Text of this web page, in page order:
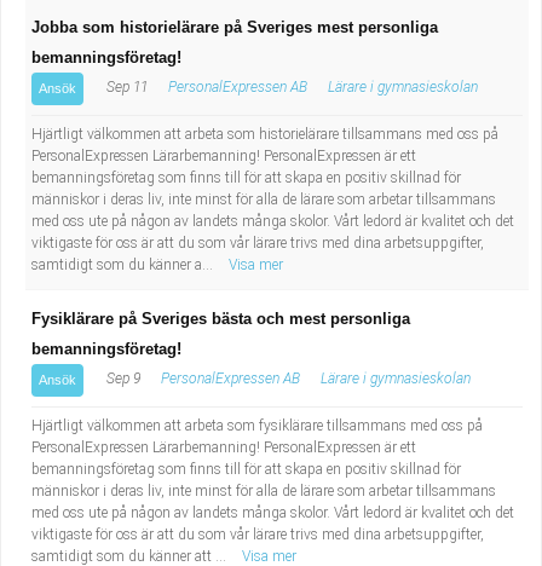
Jobba som historielärare på Sveriges mest personliga
bemanningsföretag!
Ansök Sep 11 PersonalExpressen AB Lärare i gymnasieskolan
Hjärtligt välkommen att arbeta som historielärare tillsammans med oss på
PersonalExpressen Lärarbemanning! PersonalExpressen är ett
bemanningsföretag som finns till för att skapa en positiv skillnad för
människor i deras liv, inte minst för alla de lärare som arbetar tillsammans
med oss ute på någon av landets många skolor. Vårt ledord är kvalitet och det
viktigaste för oss är att du som vår lärare trivs med dina arbetsuppgifter,
samtidigt som du känner a...
Visa mer
Fysiklärare på Sveriges bästa och mest personliga
bemanningsföretag!
Ansök Sep 9 PersonalExpressen AB Lärare i gymnasieskolan
Hjärtligt välkommen att arbeta som fysiklärare tillsammans med oss på
PersonalExpressen Lärarbemanning! PersonalExpressen är ett
bemanningsföretag som finns till för att skapa en positiv skillnad för
människor i deras liv, inte minst för alla de lärare som arbetar tillsammans
med oss ute på någon av landets många skolor. Vårt ledord är kvalitet och det
viktigaste för oss är att du som vår lärare trivs med dina arbetsuppgifter,
samtidigt som du känner att ...
Visa mer